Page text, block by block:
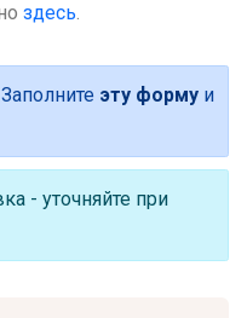
здесь.
эту форму и
- уточняйте при